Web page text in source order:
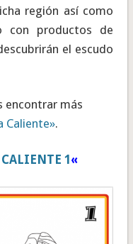
región así como
con productos de
el escudo
encontrar más
Caliente».
1 «